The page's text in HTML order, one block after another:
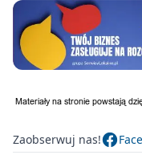
Zaobserwuj nas!